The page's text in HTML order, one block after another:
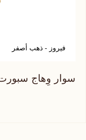
فيروز - ذهب أصفر
سوار وِهاج